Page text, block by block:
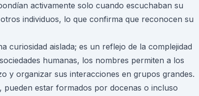
activamente solo cuando escuchaban su
individuos, lo que confirma que reconocen su
curiosidad aislada; es un reflejo de la complejidad
humanas, los nombres permiten a los
y organizar sus interacciones en grupos grandes.
pueden estar formados por docenas o incluso